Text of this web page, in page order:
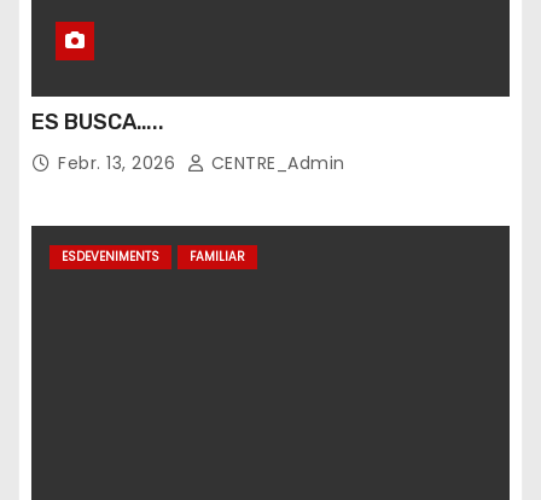
d
e
s
ES BUSCA…..
Febr. 13, 2026 CENTRE_Admin
ESDEVENIMENTS FAMILIAR